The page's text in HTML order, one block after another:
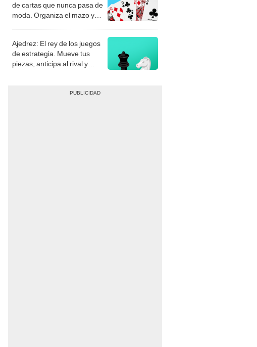
de cartas que nunca pasa de
moda. Organiza el mazo y
Ajedrez: El rey de los juegos
de estrategia. Mueve tus
piezas, anticipa al rival y